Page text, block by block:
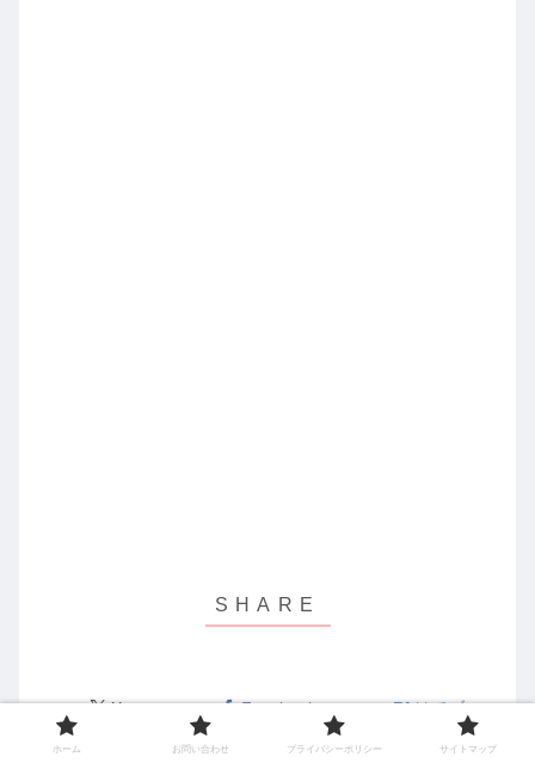
X Facebook はてブ
ホーム お問い合わせ プライバシーポリシー サイトマップ